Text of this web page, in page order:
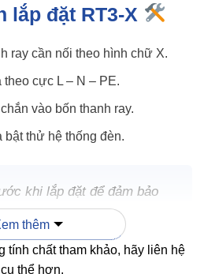
lắp đặt RT3-X
ray cần nối theo hình chữ X.
cực L – N – PE.
vào bốn thanh ray.
bật thử hệ thống đèn.
khi lắp đặt để đảm bảo
thêm
tính chất tham khảo, hãy liên hệ
thể hơn.